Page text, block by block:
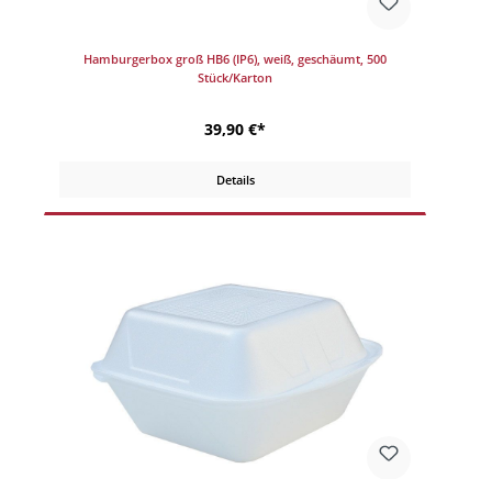
Hamburgerbox groß HB6 (IP6), weiß, geschäumt, 500
Stück/Karton
39,90 €*
Details